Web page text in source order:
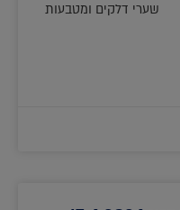
שערי דלקים ומטבעות